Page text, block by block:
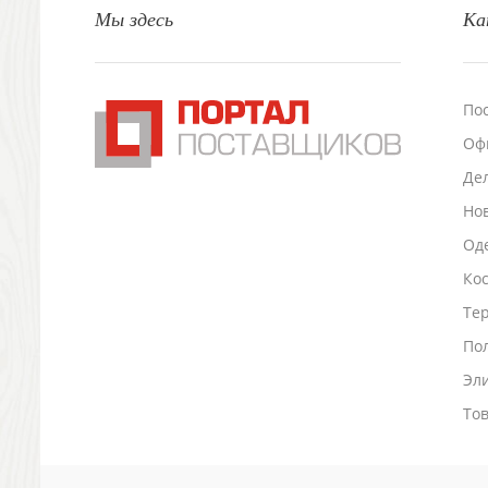
Подставки для визиток записок телефонов
Промо
Антистрессы
Мы здесь